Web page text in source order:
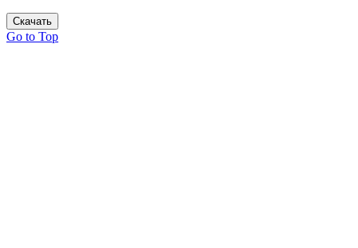
Скачать
Go to Top